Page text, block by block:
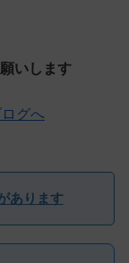
いします
あります